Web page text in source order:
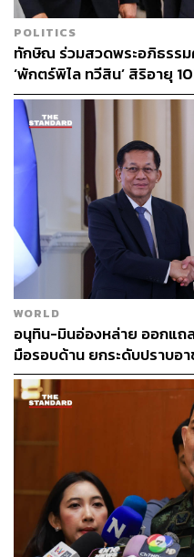
POLITICS
ทักษิณ ร่วมสวดพระอภิธรรม
‘พักตร์พิไล ทวีสิน’ สิริอายุ
หลากวงการร่วมอาลัย
WORLD
อนุทิน-มินอ่องหล่าย ออกแถ
มือรอบด้าน ยกระดับปราบอ
ปัญหาหมอกควัน-มลพิษทาง